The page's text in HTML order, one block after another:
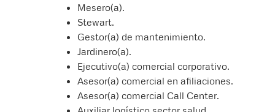
Mesero(a).
Stewart.
Gestor(a) de mantenimiento.
Jardinero(a).
Ejecutivo(a) comercial corporativo.
Asesor(a) comercial en afiliaciones.
Asesor(a) comercial Call Center.